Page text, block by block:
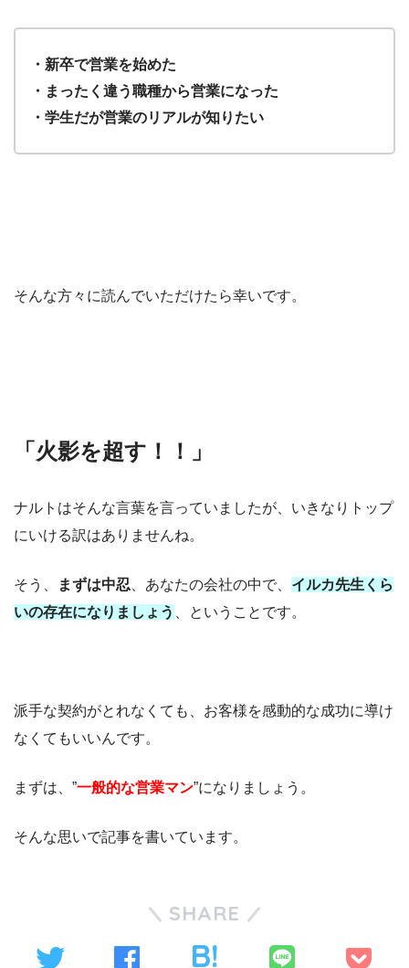
・新卒で営業を始めた
・まったく違う職種から営業になった
・学生だが営業のリアルが知りたい
そんな方々に読んでいただけたら幸いです。
「火影を超す！！」
ナルトはそんな言葉を言っていましたが、いきなりトップ
にいける訳はありませんね。
そう、 まずは中忍 、あなたの会社の中で、 イルカ先生くら
いの存在になりましょう
、ということです。
派手な契約がとれなくても、お客様を感動的な成功に導け
なくてもいいんです。
まずは、”一般的な営業マン”になりましょう。
そんな思いで記事を書いています。
SHARE